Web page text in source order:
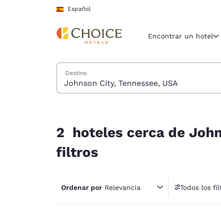
Saltar A Contenido Principal
Español
Región y
América
América
Encontrar un hotel
Buscar hoteles
Destino
2 hoteles cerca de
filtros
Ordenar por Relevancia Todos los
1